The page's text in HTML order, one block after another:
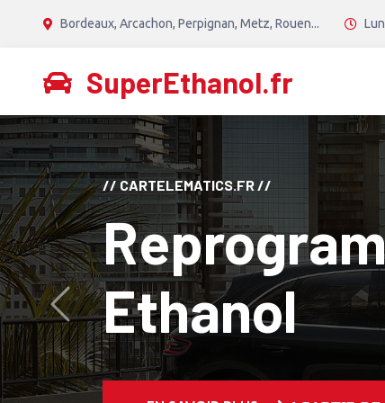
Bordeaux, Arcachon, Perpignan, Metz, Rouen...
SuperEthanol.fr
// CANTON TECH //
Diesel
Avant